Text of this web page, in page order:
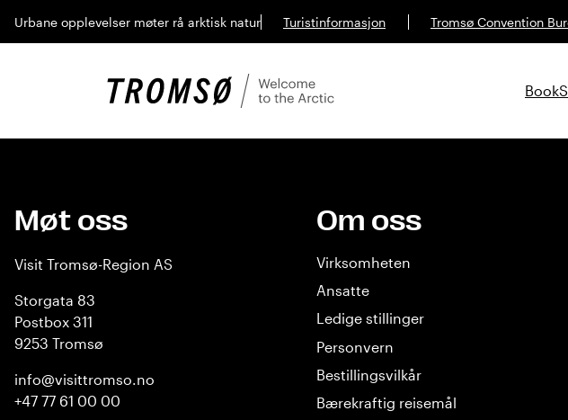
Urbane opplevelser møter rå arktisk natur Turistinformasjon Tromsø Convention
Book
Møt oss
Visit Tromsø-Region AS
Storgata 83
Postbox 311
9253 Tromsø
info@visittromso.no
+47 77 61 00 00
Om oss
Virksomheten
Ansatte
Ledige stillinger
Personvern
Bestillingsvilkår
Bærekraftig reisemål